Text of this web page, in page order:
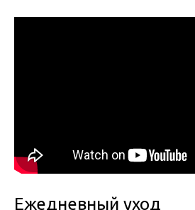
Ежедневный уход